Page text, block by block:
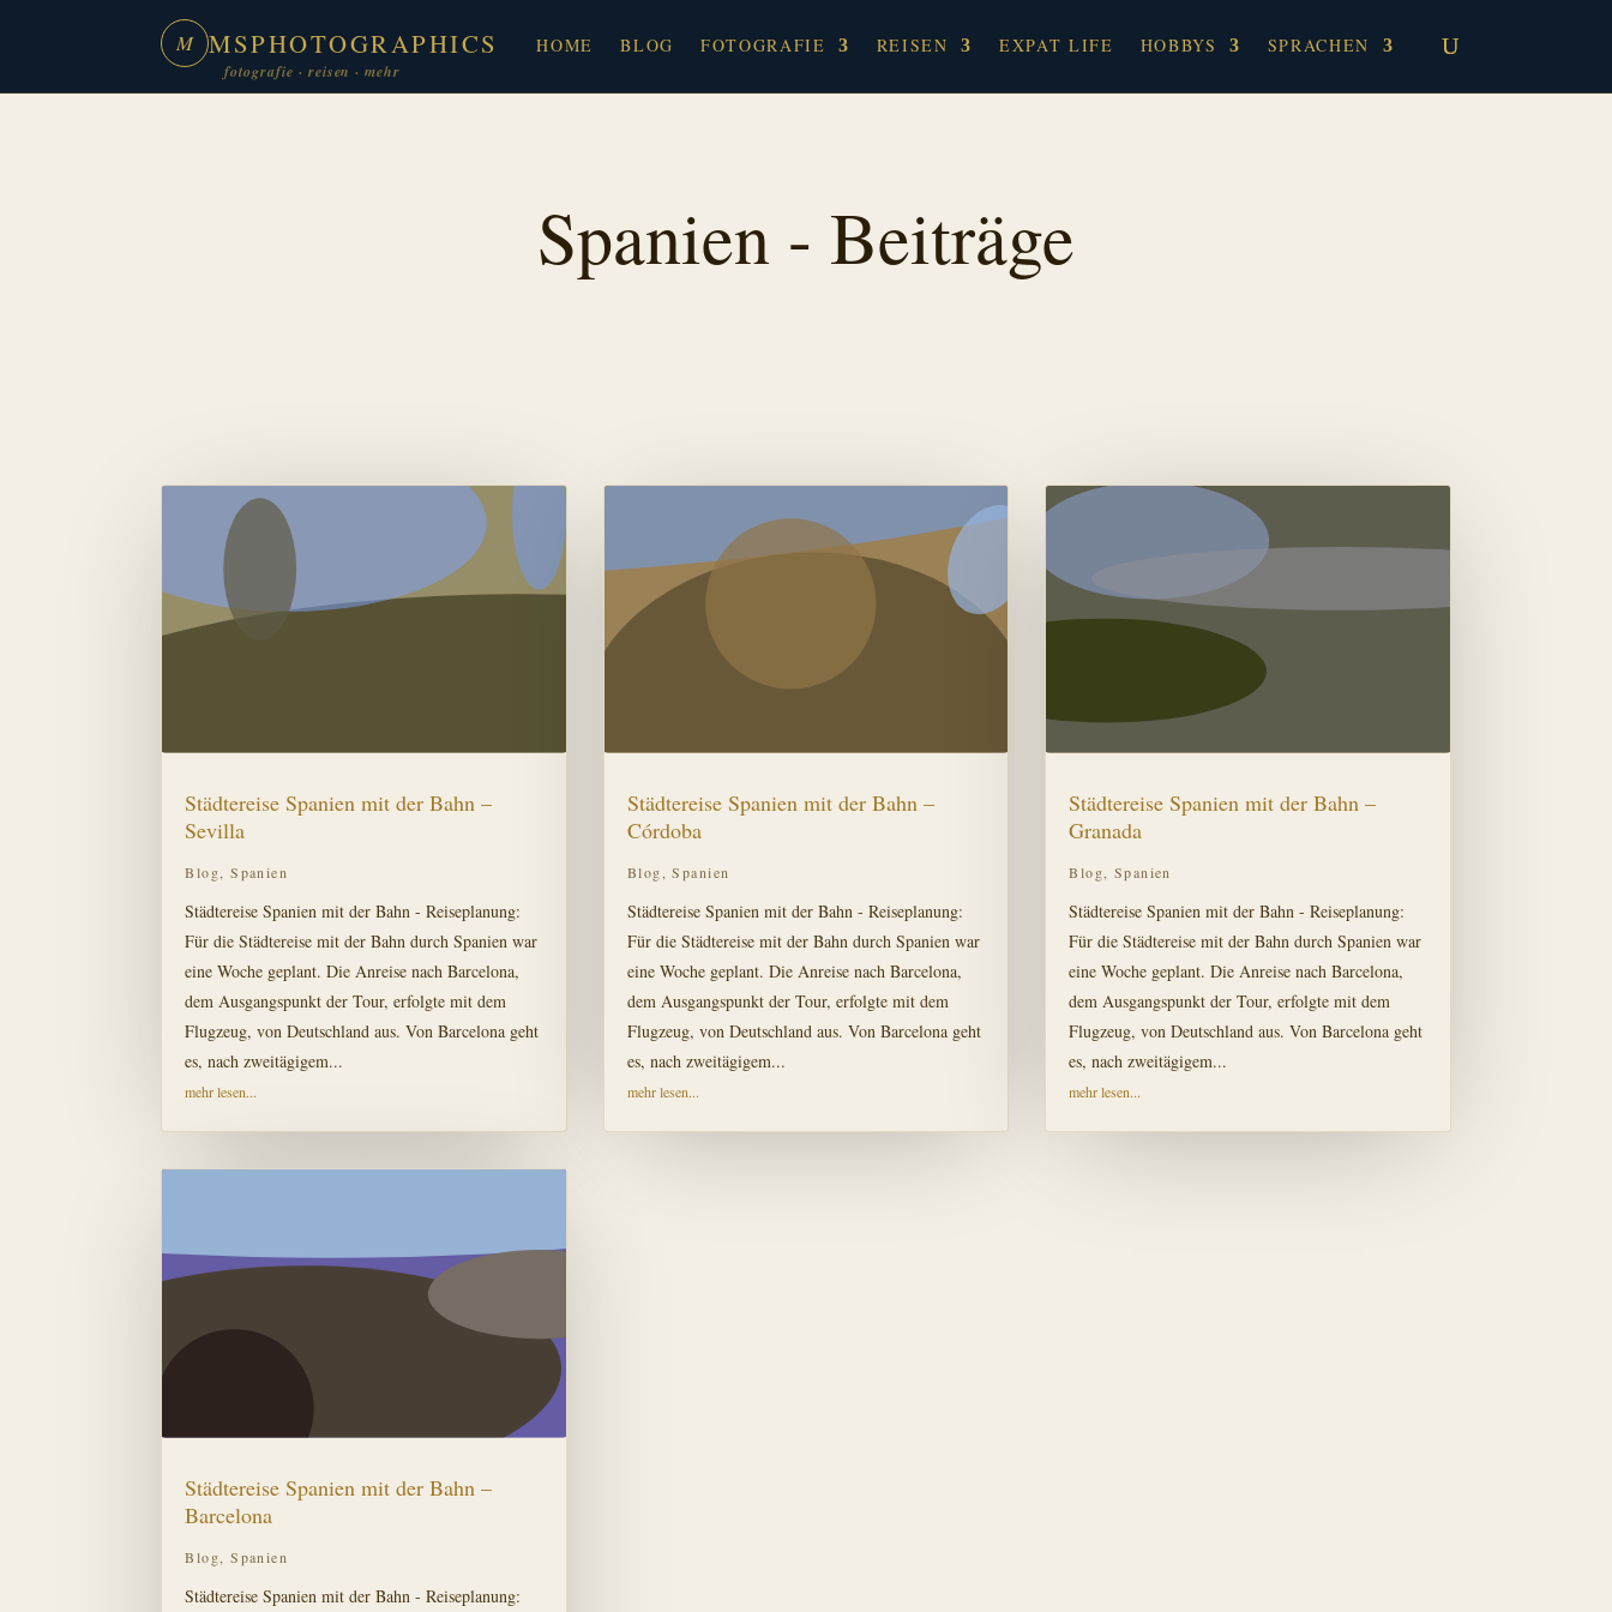
MSPHOTOGRAPHICS HOME BLOG FOTOGRAFIE REISEN EXPAT LIFE HOBBYS SPRACHEN
Spanien - Beiträge
Städtereise Spanien mit der Bahn –
Sevilla
Blog,Spanien
Städtereise Spanien mit der Bahn - Reiseplanung:
Für die Städtereise mit der Bahn durch Spanien war
eine Woche geplant. Die Anreise nach Barcelona,
dem Ausgangspunkt der Tour, erfolgte mit dem
Flugzeug, von Deutschland aus. Von Barcelona geht
es, nach zweitägigem...
mehr lesen...
Städtereise Spanien mit der Bahn –
Córdoba
Blog,Spanien
Städtereise Spanien mit der Bahn - Reiseplanung:
Für die Städtereise mit der Bahn durch Spanien war
eine Woche geplant. Die Anreise nach Barcelona,
dem Ausgangspunkt der Tour, erfolgte mit dem
Flugzeug, von Deutschland aus. Von Barcelona geht
es, nach zweitägigem...
mehr lesen...
Städtereise Spanien mit der Bahn –
Granada
Blog, Spanien
Städtereise Spanien mit der Bahn - Reiseplanung:
Für die Städtereise mit der Bahn durch Spanien war
eine Woche geplant. Die Anreise nach Barcelona,
dem Ausgangspunkt der Tour, erfolgte mit dem
Flugzeug, von Deutschland aus. Von Barcelona geht
es, nach zweitägigem...
mehr lesen...
Städtereise Spanien mit der Bahn –
Barcelona
Blog ,Spanien
Städtereise Spanien mit der Bahn - Reiseplanung: